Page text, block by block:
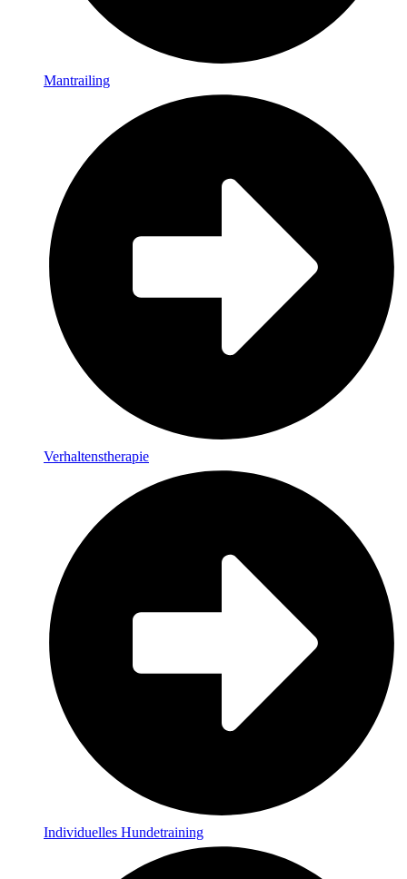
Mantrailing
Verhaltenstherapie
Individuelles Hundetraining